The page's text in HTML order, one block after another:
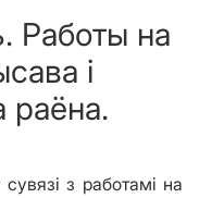
Работы на
і
раёна.
з работамі на